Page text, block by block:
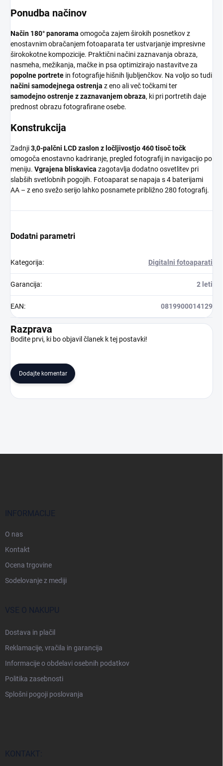
Ponudba načinov
Način 180° panorama omogoča zajem širokih posnetkov z
enostavnim obračanjem fotoaparata ter ustvarjanje impresivne
širokokotne kompozicije. Praktični načini zaznavanja obraza,
nasmeha, mežikanja, mačke in psa optimizirajo nastavitve za
popolne portrete in fotografije hišnih ljubljenčkov. Na voljo so tudi
načini samodejnega ostrenja z eno ali več točkami ter
samodejno ostrenje z zaznavanjem obraza, ki pri portretih daje
prednost obrazu fotografirane osebe.
Konstrukcija
Zadnji3,0-palčni LCD zaslon z ločljivostjo 460 tisoč točk
omogoča enostavno kadriranje, pregled fotografij in navigacijo po
meniju. Vgrajena bliskavica zagotavlja dodatno osvetlitev pri
slabših svetlobnih pogojih. Fotoaparat se napaja s 4 baterijami
AA – z eno svežo serijo lahko posnamete približno 280 fotografij.
Dodatni parametri
Kategorija: Digitalni fotoaparati
Garancija: 2 leti
EAN: 0819900014129
Razprava
Bodite prvi, ki bo objavil članek k tej postavki!
Dodajte komentar
INFORMACIJE
O nas
Kontakt
Ocena trgovine
Sodelovanje z mediji
VSE O NAKUPU
Dostava in plačil
Reklamacije, vračila in garancija
Informacije o obdelavi osebnih podatkov
Politika zasebnosti
Splošni pogoji poslovanja
KONTAKT: